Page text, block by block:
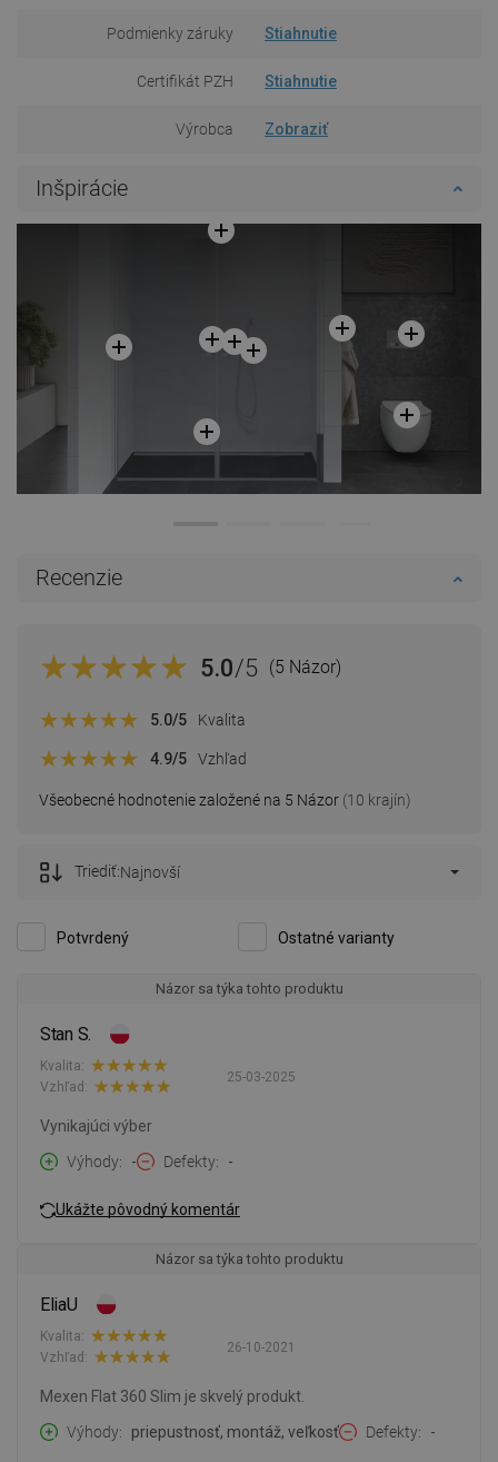
Podmienky záruky Stiahnutie
Certifikát PZH Stiahnutie
Výrobca Zobraziť
Inšpirácie
Recenzie
5.0/5 (5 Názor)
Všeobecné hodnotenie založené na 5 Názor (10 krajín)
5.0/5 Kvalita
4.9/5 Vzhľad
Potvrdený Ostatné varianty
Triediť:Najnovší
Názor sa týka tohto produktu
Stan S.
25-03-2025
Kvalita:
Vzhľad:
Vynikajúci výber
Výhody
- Defekty -
Ukážte pôvodný komentár
Názor sa týka tohto produktu
EliaU
26-10-2021
Kvalita:
Vzhľad:
Mexen Flat 360 Slim je skvelý produkt.
Výhody
priepustnosť, montáž, veľkosť Defekty -